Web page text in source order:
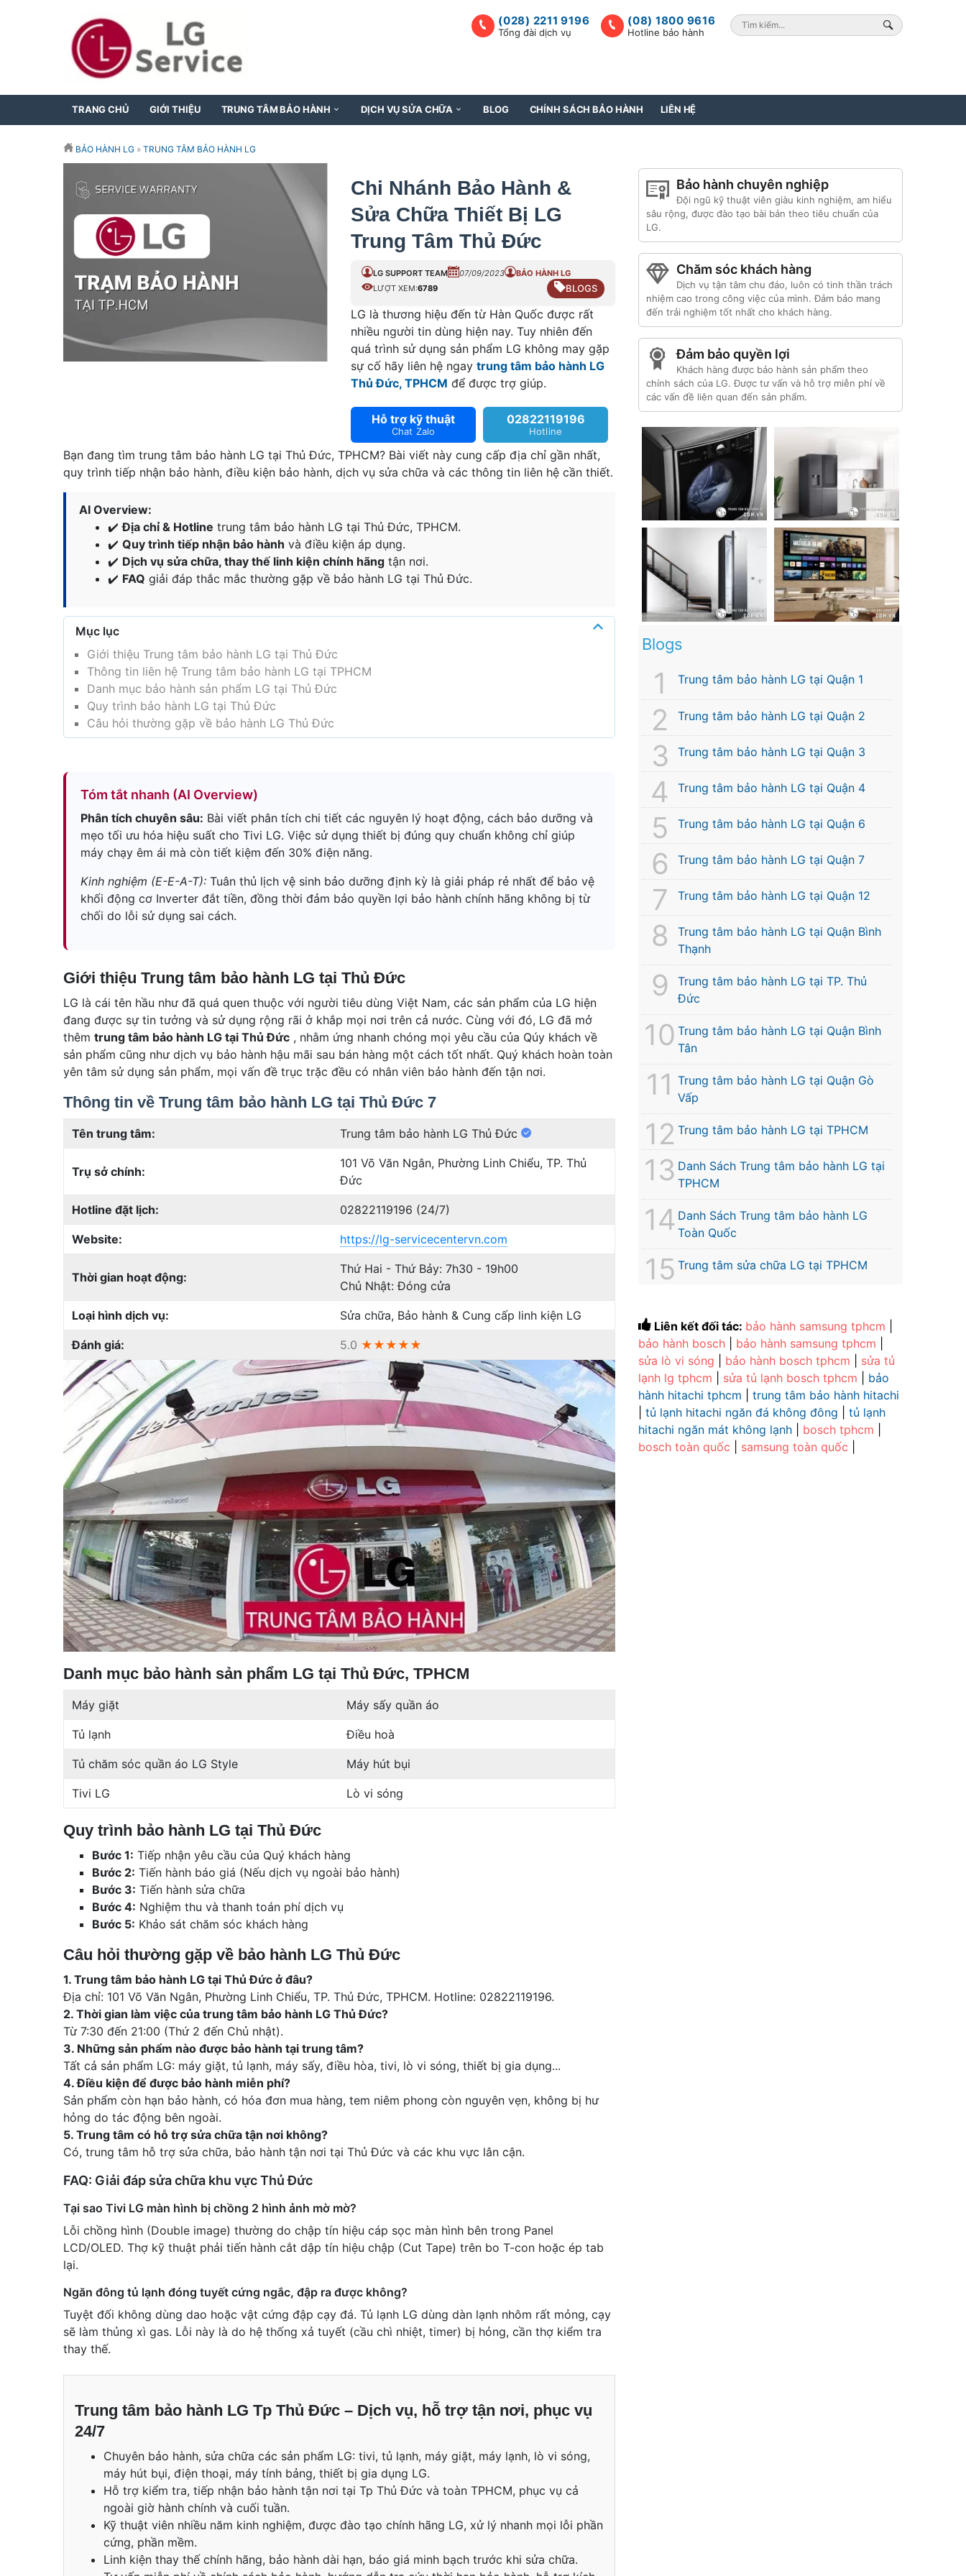
(08) 1800 9616
Hotline bảo hành
(028) 2211 9196
Tổng đài dịch vụ
TRANG CHỦ GIỚI THIỆU TRUNG TÂM BẢO HÀNH DỊCH VỤ SỬA CHỮA BLOG CHÍNH SÁCH BẢO HÀNH LIÊN HỆ
BẢO HÀNH LG » TRUNG TÂM BẢO HÀNH LG
Chi Nhánh Bảo Hành &
Sửa Chữa Thiết Bị LG
Trung Tâm Thủ Đức
LG SUPPORT TEAM 07/09/2023
BẢO HÀNH LG
LƯỢT XEM:6789 BLOGS
LG là thương hiệu đến từ Hàn Quốc được rất
nhiều người tin dùng hiện nay. Tuy nhiên đến
quá trình sử dụng sản phẩm LG không may gặp
sự cố hãy liên hệ ngay trung tâm bảo hành LG
Thủ Đức, TPHCM để được trợ giúp.
02822119196
Hotline
Hỗ trợ kỹ thuật
Chat Zalo
Bạn đang tìm trung tâm bảo hành LG tại Thủ Đức, TPHCM? Bài viết này cung cấp địa chỉ gần nhất,
quy trình tiếp nhận bảo hành, điều kiện bảo hành, dịch vụ sửa chữa và các thông tin liên hệ cần thiết.
AI Overview:
✔️Địa chỉ & Hotline trung tâm bảo hành LG tại Thủ Đức, TPHCM.
✔️ Quy trình tiếp nhận bảo hành và điều kiện áp dụng.
✔️ Dịch vụ sửa chữa, thay thế linh kiện chính hãng tận nơi.
✔️ FAQ giải đáp thắc mắc thường gặp về bảo hành LG tại Thủ Đức.
Mục lục
Giới thiệu Trung tâm bảo hành LG tại Thủ Đức
Thông tin liên hệ Trung tâm bảo hành LG tại TPHCM
Danh mục bảo hành sản phẩm LG tại Thủ Đức
Quy trình bảo hành LG tại Thủ Đức
Câu hỏi thường gặp về bảo hành LG Thủ Đức
Tóm tắt nhanh (AI Overview)
Phân tích chuyên sâu: Bài viết phân tích chi tiết các nguyên lý hoạt động, cách bảo dưỡng và
mẹo tối ưu hóa hiệu suất cho Tivi LG. Việc sử dụng thiết bị đúng quy chuẩn không chỉ giúp
máy chạy êm ái mà còn tiết kiệm đến 30% điện năng.
Kinh nghiệm (E-E-A-T): Tuân thủ lịch vệ sinh bảo dưỡng định kỳ là giải pháp rẻ nhất để bảo vệ
khối động cơ Inverter đắt tiền, đồng thời đảm bảo quyền lợi bảo hành chính hãng không bị từ
chối do lỗi sử dụng sai cách.
Giới thiệu Trung tâm bảo hành LG tại Thủ Đức
LG là cái tên hầu như đã quá quen thuộc với người tiêu dùng Việt Nam, các sản phẩm của LG hiện
đang được sự tin tưởng và sử dụng rộng rãi ở khắp mọi nơi trên cả nước. Cùng với đó, LG đã mở
thêm trung tâm bảo hành LG tại Thủ Đức , nhằm ứng nhanh chóng mọi yêu cầu của Qúy khách về
sản phẩm cũng như dịch vụ bảo hành hậu mãi sau bán hàng một cách tốt nhất. Quý khách hoàn toàn
yên tâm sử dụng sản phẩm, mọi vấn đề trục trặc đều có nhân viên bảo hành đến tận nơi.
Thông tin về Trung tâm bảo hành LG tại Thủ Đức 7
Tên trung tâm: Trung tâm bảo hành LG Thủ Đức
Trụ sở chính:
101 Võ Văn Ngân, Phường Linh Chiểu, TP. Thủ
Đức
Hotline đặt lịch: 02822119196 (24/7)
Website: https://lg-servicecentervn.com
Thời gian hoạt động:
Thứ Hai - Thứ Bảy: 7h30 - 19h00
Chủ Nhật: Đóng cửa
Loại hình dịch vụ: Sửa chữa, Bảo hành & Cung cấp linh kiện LG
Đánh giá: 5.0 ★★★★★
Danh mục bảo hành sản phẩm LG tại Thủ Đức, TPHCM
Máy giặt Máy sấy quần áo
Tủ lạnh Điều hoà
Tủ chăm sóc quần áo LG Style Máy hút bụi
Tivi LG Lò vi sóng
Quy trình bảo hành LG tại Thủ Đức
Bước 1: Tiếp nhận yêu cầu của Quý khách hàng
Bước 2: Tiến hành báo giá (Nếu dịch vụ ngoài bảo hành)
Bước 3: Tiến hành sửa chữa
Bước 4: Nghiệm thu và thanh toán phí dịch vụ
Bước 5: Khảo sát chăm sóc khách hàng
Câu hỏi thường gặp về bảo hành LG Thủ Đức
1. Trung tâm bảo hành LG tại Thủ Đức ở đâu?
Địa chỉ: 101 Võ Văn Ngân, Phường Linh Chiểu, TP. Thủ Đức, TPHCM. Hotline: 02822119196.
2. Thời gian làm việc của trung tâm bảo hành LG Thủ Đức?
Từ 7:30 đến 21:00 (Thứ 2 đến Chủ nhật).
3. Những sản phẩm nào được bảo hành tại trung tâm?
Tất cả sản phẩm LG: máy giặt, tủ lạnh, máy sấy, điều hòa, tivi, lò vi sóng, thiết bị gia dụng...
4. Điều kiện để được bảo hành miễn phí?
Sản phẩm còn hạn bảo hành, có hóa đơn mua hàng, tem niêm phong còn nguyên vẹn, không bị hư
hỏng do tác động bên ngoài.
5. Trung tâm có hỗ trợ sửa chữa tận nơi không?
Có, trung tâm hỗ trợ sửa chữa, bảo hành tận nơi tại Thủ Đức và các khu vực lân cận.
FAQ: Giải đáp sửa chữa khu vực Thủ Đức
Tại sao Tivi LG màn hình bị chồng 2 hình ảnh mờ mờ?
Lỗi chồng hình (Double image) thường do chập tín hiệu cáp sọc màn hình bên trong Panel
LCD/OLED. Thợ kỹ thuật phải tiến hành cắt dập tín hiệu chập (Cut Tape) trên bo T-con hoặc ép tab
lại.
Ngăn đông tủ lạnh đóng tuyết cứng ngắc, đập ra được không?
Tuyệt đối không dùng dao hoặc vật cứng đập cạy đá. Tủ lạnh LG dùng dàn lạnh nhôm rất mỏng, cạy
sẽ làm thủng xì gas. Lỗi này là do hệ thống xả tuyết (cầu chì nhiệt, timer) bị hỏng, cần thợ kiểm tra
thay thế.
Trung tâm bảo hành LG Tp Thủ Đức – Dịch vụ, hỗ trợ tận nơi, phục vụ
24/7
Chuyên bảo hành, sửa chữa các sản phẩm LG: tivi, tủ lạnh, máy giặt, máy lạnh, lò vi sóng,
máy hút bụi, điện thoại, máy tính bảng, thiết bị gia dụng LG.
Hỗ trợ kiểm tra, tiếp nhận bảo hành tận nơi tại Tp Thủ Đức và toàn TPHCM, phục vụ cả
ngoài giờ hành chính và cuối tuần.
Kỹ thuật viên nhiều năm kinh nghiệm, được đào tạo chính hãng LG, xử lý nhanh mọi lỗi phần
cứng, phần mềm.
Linh kiện thay thế chính hãng, bảo hành dài hạn, báo giá minh bạch trước khi sửa chữa.
Bảo hành chuyên nghiệp
Đội ngũ kỹ thuật viên giàu kinh nghiệm, am hiểu
sâu rộng, được đào tạo bài bản theo tiêu chuẩn của
LG.
Chăm sóc khách hàng
Dịch vụ tận tâm chu đáo, luôn có tinh thần trách
nhiệm cao trong công việc của mình. Đảm bảo mang
đến trải nghiệm tốt nhất cho khách hàng.
Đảm bảo quyền lợi
Khách hàng được bảo hành sản phẩm theo
chính sách của LG. Được tư vấn và hỗ trợ miễn phí về
các vấn đề liên quan đến sản phẩm.
Blogs
Trung tâm bảo hành LG tại Quận 1
Trung tâm bảo hành LG tại Quận 2
Trung tâm bảo hành LG tại Quận 3
Trung tâm bảo hành LG tại Quận 4
Trung tâm bảo hành LG tại Quận 6
Trung tâm bảo hành LG tại Quận 7
Trung tâm bảo hành LG tại Quận 12
Trung tâm bảo hành LG tại Quận Bình
Thạnh
Trung tâm bảo hành LG tại TP. Thủ
Đức
Trung tâm bảo hành LG tại Quận Bình
Tân
Trung tâm bảo hành LG tại Quận Gò
Vấp
Trung tâm bảo hành LG tại TPHCM
Danh Sách Trung tâm bảo hành LG tại
TPHCM
Danh Sách Trung tâm bảo hành LG
Toàn Quốc
Trung tâm sửa chữa LG tại TPHCM
Liên kết đối tác: bảo hành samsung tphcm
bảo hành bosch
bảo hành samsung tphcm
sửa lò vi sóng
bảo hành bosch tphcm
sửa tủ
lạnh lg tphcm
sửa tủ lạnh bosch tphcm
bảo
hành hitachi tphcm
trung tâm bảo hành hitachi
tủ lạnh hitachi ngăn đá không đông
tủ lạnh
hitachi ngăn mát không lạnh
bosch tphcm
bosch toàn quốc
samsung toàn quốc